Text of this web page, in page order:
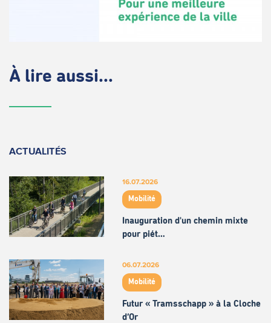
À lire aussi...
ACTUALITÉS
16.07.2026
Mobilité
Inauguration d'un chemin mixte
pour piét…
06.07.2026
Mobilité
Futur « Tramsschapp » à la Cloche
d’Or